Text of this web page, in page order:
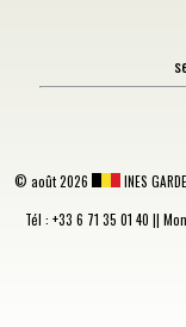
© août 2026 INES
Tél : +33 6 71 35 01 40 ||